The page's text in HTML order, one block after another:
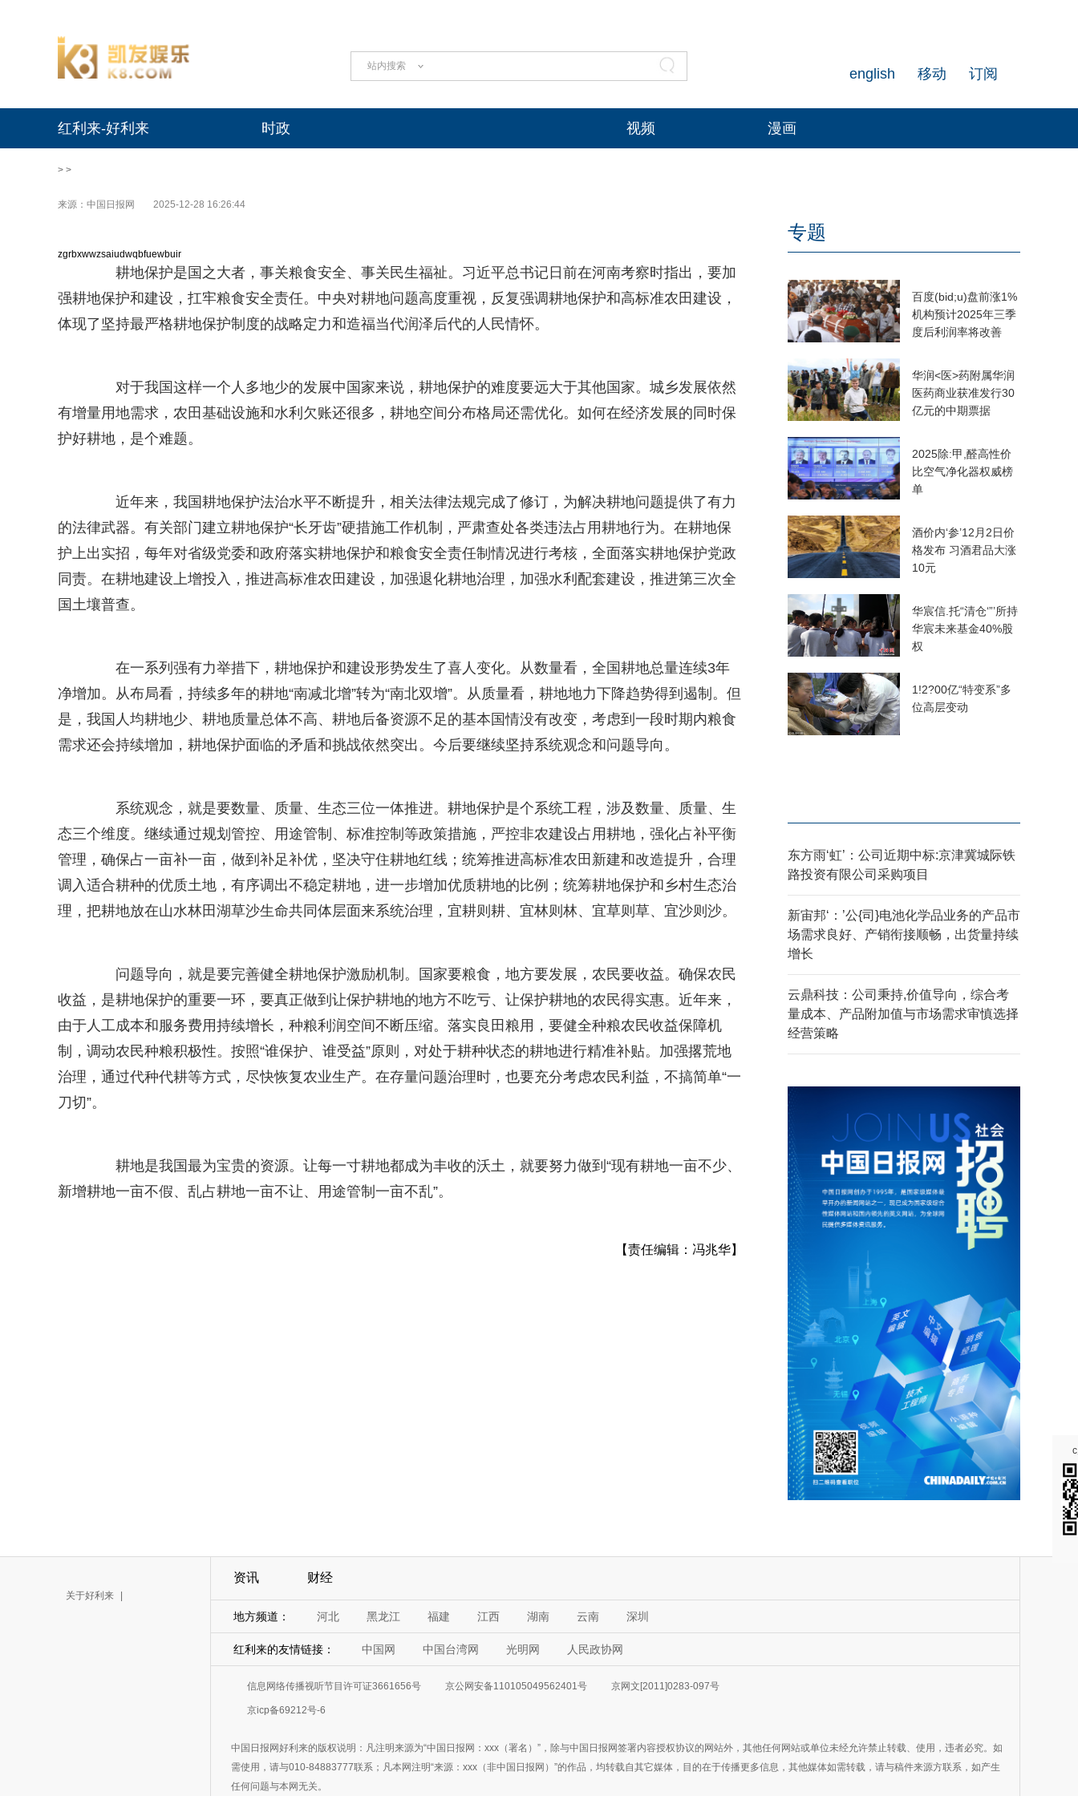
站内搜索 订阅
移动
english
红利来-好利来 时政 视频 漫画
> >
来源：中国日报网 2025-12-28 16:26:44
zgrbxwwzsaiudwqbfuewbuir
耕地保护是国之大者，事关粮食安全、事关民生福祉。习近平总书记日前在河南考察时指出，要加
强耕地保护和建设，扛牢粮食安全责任。中央对耕地问题高度重视，反复强调耕地保护和高标准农田建设，
体现了坚持最严格耕地保护制度的战略定力和造福当代润泽后代的人民情怀。
对于我国这样一个人多地少的发展中国家来说，耕地保护的难度要远大于其他国家。城乡发展依然
有增量用地需求，农田基础设施和水利欠账还很多，耕地空间分布格局还需优化。如何在经济发展的同时保
护好耕地，是个难题。
近年来，我国耕地保护法治水平不断提升，相关法律法规完成了修订，为解决耕地问题提供了有力
的法律武器。有关部门建立耕地保护“长牙齿”硬措施工作机制，严肃查处各类违法占用耕地行为。在耕地保
护上出实招，每年对省级党委和政府落实耕地保护和粮食安全责任制情况进行考核，全面落实耕地保护党政
同责。在耕地建设上增投入，推进高标准农田建设，加强退化耕地治理，加强水利配套建设，推进第三次全
国土壤普查。
在一系列强有力举措下，耕地保护和建设形势发生了喜人变化。从数量看，全国耕地总量连续3年
净增加。从布局看，持续多年的耕地“南减北增”转为“南北双增”。从质量看，耕地地力下降趋势得到遏制。但
是，我国人均耕地少、耕地质量总体不高、耕地后备资源不足的基本国情没有改变，考虑到一段时期内粮食
需求还会持续增加，耕地保护面临的矛盾和挑战依然突出。今后要继续坚持系统观念和问题导向。
系统观念，就是要数量、质量、生态三位一体推进。耕地保护是个系统工程，涉及数量、质量、生
态三个维度。继续通过规划管控、用途管制、标准控制等政策措施，严控非农建设占用耕地，强化占补平衡
管理，确保占一亩补一亩，做到补足补优，坚决守住耕地红线；统筹推进高标准农田新建和改造提升，合理
调入适合耕种的优质土地，有序调出不稳定耕地，进一步增加优质耕地的比例；统筹耕地保护和乡村生态治
理，把耕地放在山水林田湖草沙生命共同体层面来系统治理，宜耕则耕、宜林则林、宜草则草、宜沙则沙。
问题导向，就是要完善健全耕地保护激励机制。国家要粮食，地方要发展，农民要收益。确保农民
收益，是耕地保护的重要一环，要真正做到让保护耕地的地方不吃亏、让保护耕地的农民得实惠。近年来，
由于人工成本和服务费用持续增长，种粮利润空间不断压缩。落实良田粮用，要健全种粮农民收益保障机
制，调动农民种粮积极性。按照“谁保护、谁受益”原则，对处于耕种状态的耕地进行精准补贴。加强撂荒地
治理，通过代种代耕等方式，尽快恢复农业生产。在存量问题治理时，也要充分考虑农民利益，不搞简单“一
刀切”。
耕地是我国最为宝贵的资源。让每一寸耕地都成为丰收的沃土，就要努力做到“现有耕地一亩不少、
新增耕地一亩不假、乱占耕地一亩不让、用途管制一亩不乱”。
【责任编辑：冯兆华】
专题
百度(bid;u)盘前涨1%
机构预计2025年三季
度后利润率将改善
华润<医>药附属华润
医药商业获准发行30
亿元的中期票据
2025除:甲,醛高性价
比空气净化器权威榜
单
酒价内‘参’12月2日价
格发布 习酒君品大涨
10元
华宸信.托“清仓‘”’所持
华宸未来基金40%股
权
1!2?00亿“特变系”多
位高层变动
东方雨‘虹’：公司近期中标:京津冀城际铁
路投资有限公司采购项目
新宙邦‘：’公{司}电池化学品业务的产品市
场需求良好、产销衔接顺畅，出货量持续
增长
云鼎科技：公司秉持,价值导向，综合考
量成本、产品附加值与市场需求审慎选择
经营策略
关于好利来 |
资讯 财经
地方频道： 河北 黑龙江 福建 江西 湖南 云南 深圳
红利来的友情链接： 中国网 中国台湾网 光明网 人民政协网
信息网络传播视听节目许可证3661656号 京公网安备110105049562401号 京网文[2011]0283-097号
京icp备69212号-6
中国日报网好利来的版权说明：凡注明来源为“中国日报网：xxx（署名）”，除与中国日报网签署内容授权协议的网站外，其他任何网站或单位未经允许禁止转载、使用，违者必究。如
需使用，请与010-84883777联系；凡本网注明“来源：xxx（非中国日报网）”的作品，均转载自其它媒体，目的在于传播更多信息，其他媒体如需转载，请与稿件来源方联系，如产生
任何问题与本网无关。